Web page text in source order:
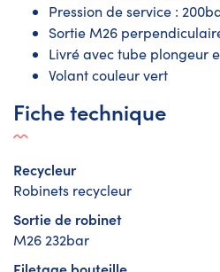
Pression de service :
Sortie M26
Livré avec tube plongeur
Volant couleur vert
Fiche technique
Recycleur
Robinets recycleur
Sortie de robinet
M26 232bar